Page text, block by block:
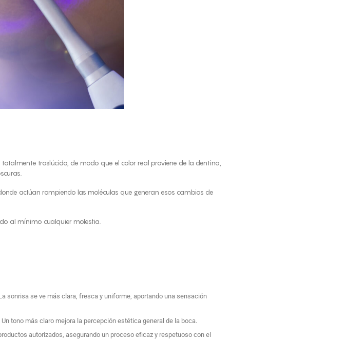
traslúcido, de modo que el color real proviene de la dentina,
donde actúan rompiendo las moléculas que generan esos cambios de
al mínimo cualquier molestia.
sonrisa se ve más clara, fresca y uniforme, aportando una sensación
tono más claro mejora la percepción estética general de la boca.
autorizados, asegurando un proceso eficaz y respetuoso con el